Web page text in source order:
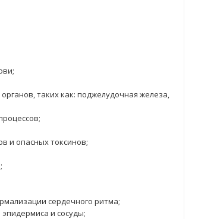
таких как: поджелудочная железа,
и опасных токсинов;
сердечного ритма;
и сосуды;